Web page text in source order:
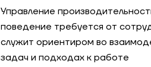
Управление
поведение требуется от
служит ориентиром во
задач и подходах к работе